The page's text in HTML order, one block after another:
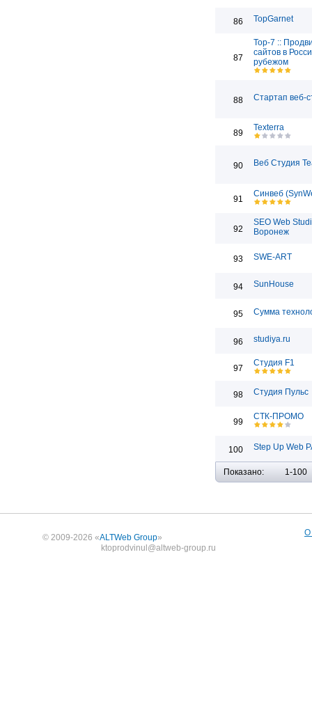
86 TopGarnet
87
Top-7 ::
сайтов в
рубежом
88 Стартап веб-
89
Texterra
90 Веб Студия
91
Синвеб
92
SEO Web
Воронеж
93 SWE-ART
94 SunHouse
95 Сумма
96 studiya.ru
97
Студия F1
98 Студия Пульс
99
СТК-ПРОМО
100 Step Up Web
Показано: 1-100
© 2009-2026 «ALTWeb Group»
ktoprodvinul@altweb-group.ru
О